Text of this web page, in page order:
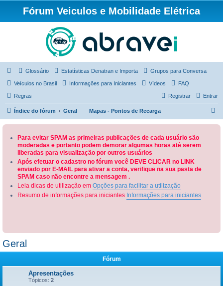
Fórum Veiculos e Mobilidade Elétrica
Glossário Estatísticas Denatran e Importa Grupos para Conversa
Veículos no Brasil Informações para Iniciantes Vídeos FAQ
Regras Entrar
Registrar
Índice do fórum Geral Mapas - Pontos de Recarga
Para evitar SPAM as primeiras publicações de cada usuário são
moderadas e portanto podem demorar algumas horas até serem
liberadas para visualização por outros usuários
Após efetuar o cadastro no fórum você DEVE CLICAR no LINK
enviado por E-MAIL para ativar a conta, verifique na sua pasta de
SPAM caso não encontre a mensagem .
Leia dicas de utilização em Opções para facilitar a utilização
Resumo de informações para iniciantes Informações para iniciantes
Geral
Fórum
Apresentações
Tópicos: 2